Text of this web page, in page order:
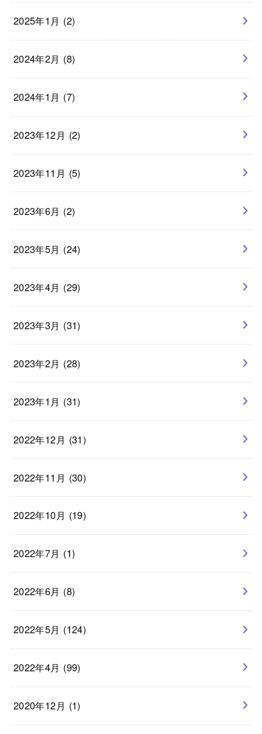
2025年1月 (2)
2024年2月 (8)
2024年1月 (7)
2023年12月 (2)
2023年11月 (5)
2023年6月 (2)
2023年5月 (24)
2023年4月 (29)
2023年3月 (31)
2023年2月 (28)
2023年1月 (31)
2022年12月 (31)
2022年11月 (30)
2022年10月 (19)
2022年7月 (1)
2022年6月 (8)
2022年5月 (124)
2022年4月 (99)
2020年12月 (1)